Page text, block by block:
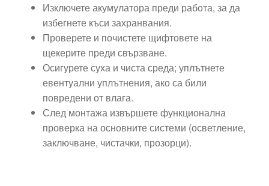
Изключете акумулатора преди работа, за да
избегнете къси захранвания.
Проверете и почистете щифтовете на
щекерите преди свързване.
Осигурете суха и чиста среда; уплътнете
евентуални уплътнения, ако са били
повредени от влага.
След монтажа извършете функционална
проверка на основните системи (осветление,
заключване, чистачки, прозорци).